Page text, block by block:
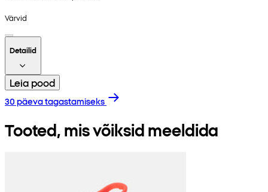
Värvid
Detailid
Leia pood
30 päeva tagastamiseks
Tooted, mis võiksid meeldida